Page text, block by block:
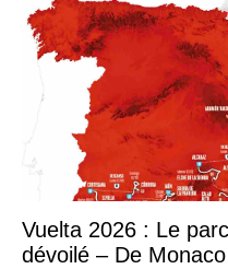
Vuelta 2026 : Le
dévoilé – De